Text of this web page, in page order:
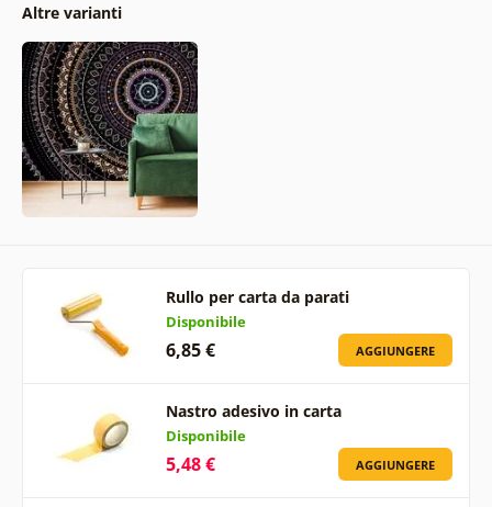
Altre varianti
Rullo per carta da parati
Disponibile
6,85 € AGGIUNGERE
Nastro adesivo in carta
Disponibile
5,48 € AGGIUNGERE